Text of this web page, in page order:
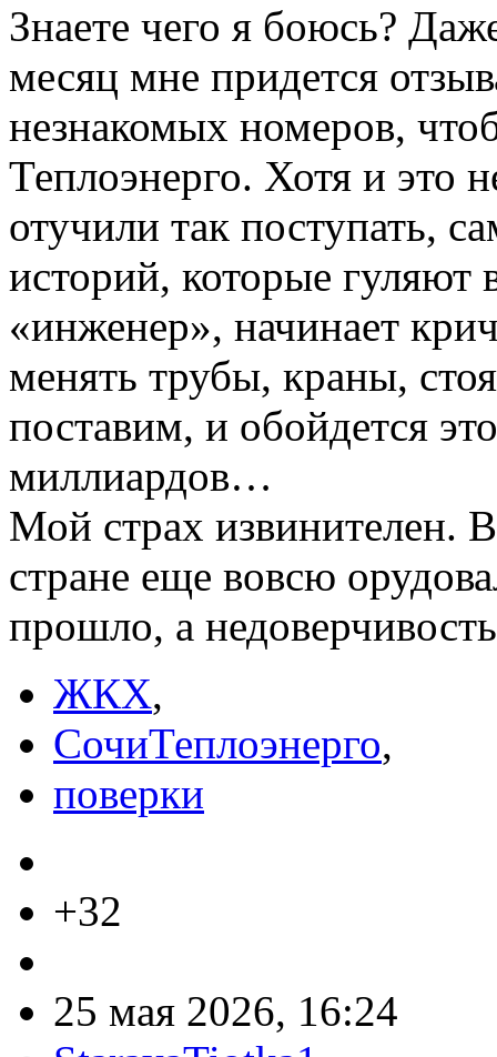
Знаете чего я боюсь?
месяц мне придется
незнакомых номеров,
Теплоэнерго. Хотя и это
отучили так поступать,
историй, которые гуляют
«инженер», начинает
менять трубы, краны,
поставим, и обойдется
миллиардов…
Мой страх извинителен.
стране еще вовсю
прошло, а
ЖКХ,
СочиТеплоэнерго,
поверки
+32
25 мая 2026, 16:24